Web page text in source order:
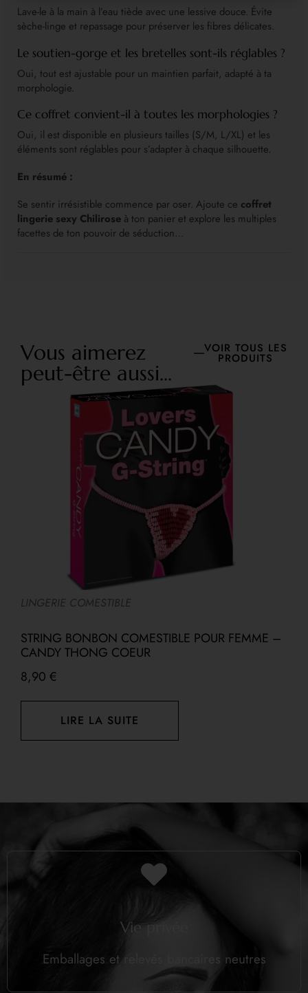
Lave-le à la main à l’eau tiède avec une lessive douce. Évite
sèche-linge et repassage pour préserver les fibres délicates.
Le soutien-gorge et les bretelles sont-ils réglables ?
Oui, tout est ajustable pour un maintien parfait, adapté à ta
morphologie.
Ce coffret convient-il à toutes les morphologies ?
Oui, il est disponible en plusieurs tailles (S/M, L/XL) et les
éléments sont réglables pour s’adapter à chaque silhouette.
En résumé :
Se sentir irrésistible commence par oser. Ajoute ce coffret
lingerie sexy Chilirose à ton panier et explore les multiples
facettes de ton pouvoir de séduction…
Vous aimerez
peut-être aussi...
VOIR TOUS LES
PRODUITS
LINGERIE COMESTIBLE
STRING BONBON COMESTIBLE POUR FEMME –
CANDY THONG COEUR
8,90 €
LIRE LA SUITE
Vie privée
Emballages et relevés bancaires neutres